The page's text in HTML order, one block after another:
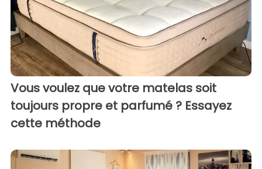
Vous voulez que votre matelas soit
toujours propre et parfumé ? Essayez
cette méthode